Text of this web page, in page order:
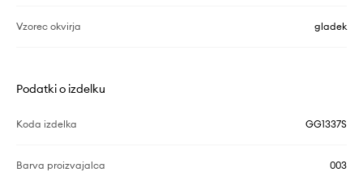
Vzorec okvirja gladek
Podatki o izdelku
Koda izdelka GG1337S
Barva proizvajalca 003